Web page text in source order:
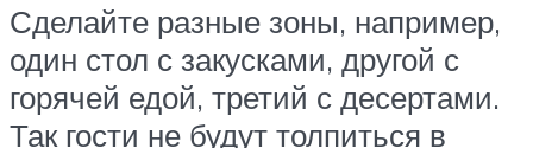
Сделайте разные зоны, например,
один стол с закусками, другой с
горячей едой, третий с десертами.
Так гости не будут толпиться в